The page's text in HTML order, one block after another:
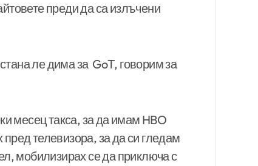
преди да са излъчени
ле дима за GoT, говорим за
месец такса, за да имам HBO
телевизора, за да си гледам
мобилизирах се да приключа с